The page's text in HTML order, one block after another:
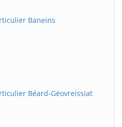
Baneins
Béard-Géovreissiat